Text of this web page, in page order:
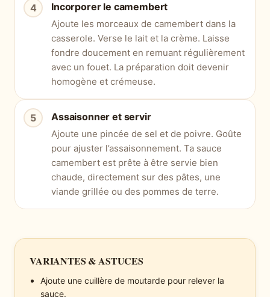
Incorporer le camembert
Ajoute les morceaux de camembert dans la
casserole. Verse le lait et la crème. Laisse
fondre doucement en remuant régulièrement
avec un fouet. La préparation doit devenir
homogène et crémeuse.
Assaisonner et servir
Ajoute une pincée de sel et de poivre. Goûte
pour ajuster l’assaisonnement. Ta sauce
camembert est prête à être servie bien
chaude, directement sur des pâtes, une
viande grillée ou des pommes de terre.
VARIANTES & ASTUCES
Ajoute une cuillère de moutarde pour relever la
sauce.